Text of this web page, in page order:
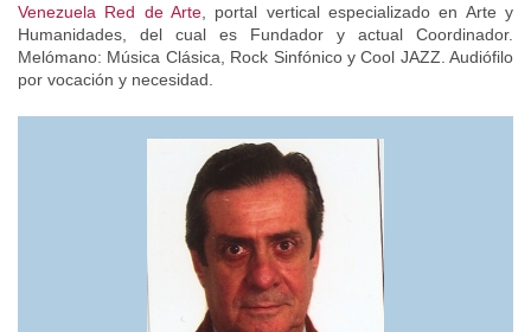
Venezuela Red de Arte , portal vertical especializado en Arte y
Humanidades, del cual es Fundador y actual Coordinador.
Melómano: Música Clásica, Rock Sinfónico y Cool JAZZ. Audiófilo
por vocación y necesidad.